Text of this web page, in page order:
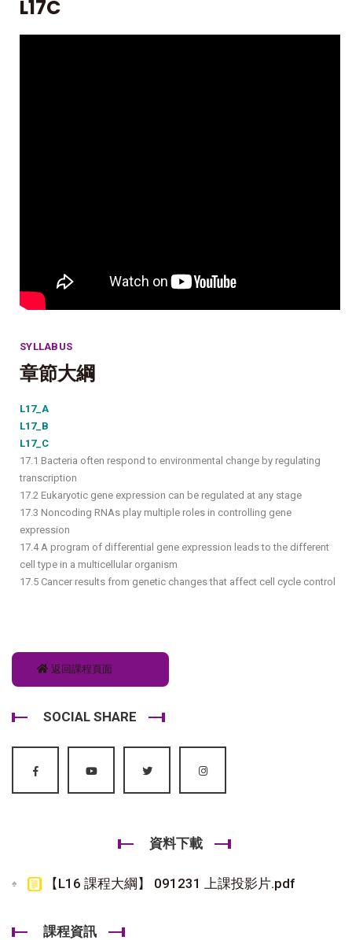
L17C
SYLLABUS
章節大綱
L17_A
L17_B
L17_C
17.1 Bacteria often respond to environmental change by regulating
transcription
17.2 Eukaryotic gene expression can be regulated at any stage
17.3 Noncoding RNAs play multiple roles in controlling gene
expression
17.4 A program of differential gene expression leads to the different
cell type in a multicellular organism
17.5 Cancer results from genetic changes that affect cell cycle control
返回課程頁面
SOCIAL SHARE
資料下載
【L16 課程大綱】 091231 上課投影片.pdf
課程資訊